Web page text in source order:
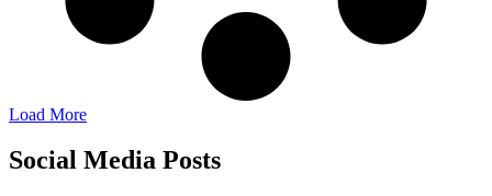
Load More
Social Media Posts